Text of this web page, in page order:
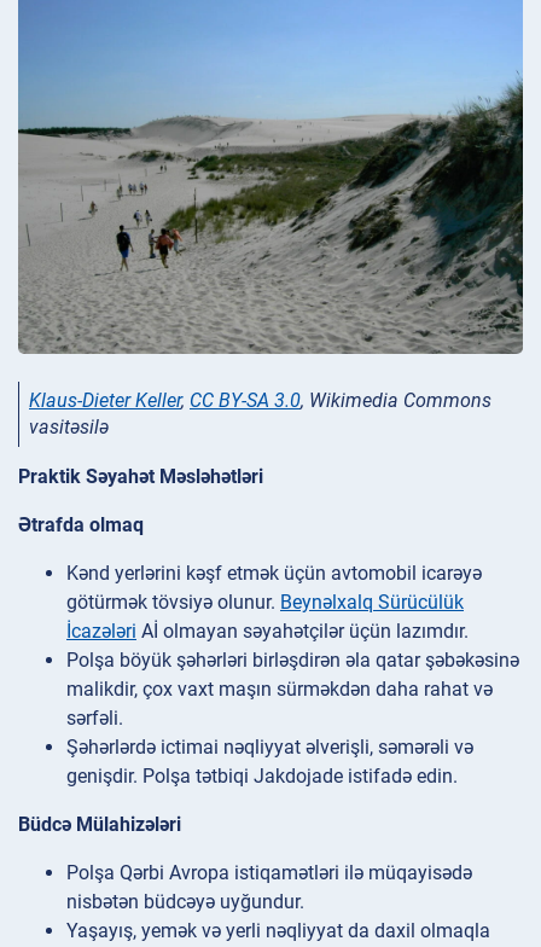
Klaus-Dieter Keller, CC BY-SA 3.0, Wikimedia Commons
vasitəsilə
Praktik Səyahət Məsləhətləri
Ətrafda olmaq
Kənd yerlərini kəşf etmək üçün avtomobil icarəyə
götürmək tövsiyə olunur. Beynəlxalq Sürücülük
İcazələri Aİ olmayan səyahətçilər üçün lazımdır.
Polşa böyük şəhərləri birləşdirən əla qatar şəbəkəsinə
malikdir, çox vaxt maşın sürməkdən daha rahat və
sərfəli.
Şəhərlərdə ictimai nəqliyyat əlverişli, səmərəli və
genişdir. Polşa tətbiqi Jakdojade istifadə edin.
Büdcə Mülahizələri
Polşa Qərbi Avropa istiqamətləri ilə müqayisədə
nisbətən büdcəyə uyğundur.
Yaşayış, yemək və yerli nəqliyyat da daxil olmaqla